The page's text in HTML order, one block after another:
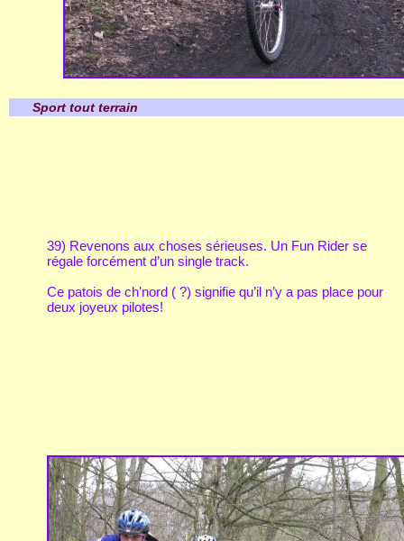
Sport tout terrain
39) Revenons aux choses sérieuses. Un Fun Rider se
régale forcément d’un single track.
Ce patois de ch’nord ( ?) signifie qu’il n’y a pas place pour
deux joyeux pilotes!